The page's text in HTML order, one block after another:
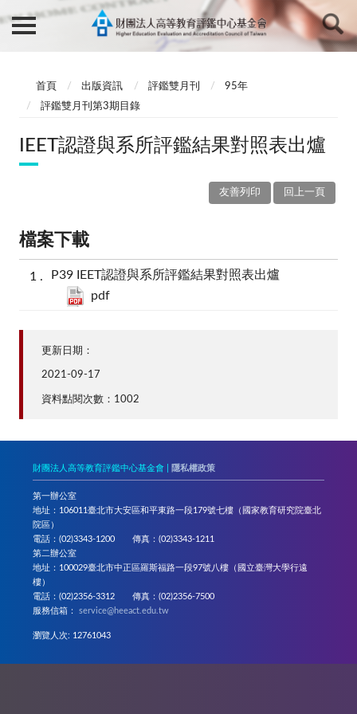
首頁 出版資訊 評鑑雙月刊
95年
評鑑雙月刊第3期目錄
IEET認證與系所評鑑結果對照表出爐
回上一頁
友善列印
檔案下載
P39 IEET認證與系所評鑑結果對照表出爐
pdf
更新日期：
2021-09-17
資料點閱次數：1002
財團法人高等教育評鑑中心基金會 | 隱私權政策
第一辦公室
地址：106011臺北市大安區和平東路一段179號七樓（國家教育研究院臺北
院區）
電話：(02)3343-1200 傳真：(02)3343-1211
第二辦公室
地址：100029臺北市中正區羅斯福路一段97號八樓（國立臺灣大學行遠
樓）
電話：(02)2356-3312 傳真：(02)2356-7500
服務信箱：service@heeact.edu.tw
瀏覽人次: 12761043